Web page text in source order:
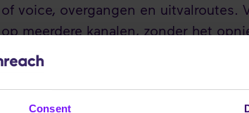
Consent
of voice, overgangen en uitvalroutes.
op meerdere kanalen, zonder het
DialoX Studio is dus niet zomaar een